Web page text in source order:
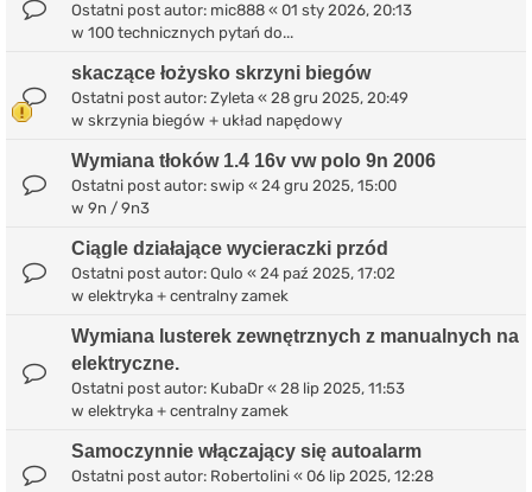
Ostatni post autor: mic888 « 01 sty 2026, 20:13
w 100 technicznych pytań do...
skaczące łożysko skrzyni biegów
Ostatni post autor: Zyleta « 28 gru 2025, 20:49
w skrzynia biegów + układ napędowy
Wymiana tłoków 1.4 16v vw polo 9n 2006
Ostatni post autor: swip « 24 gru 2025, 15:00
w 9n / 9n3
Ciągle działające wycieraczki przód
Ostatni post autor: Qulo « 24 paź 2025, 17:02
w elektryka + centralny zamek
Wymiana lusterek zewnętrznych z manualnych na
elektryczne.
Ostatni post autor: KubaDr « 28 lip 2025, 11:53
w elektryka + centralny zamek
Samoczynnie włączający się autoalarm
Ostatni post autor: Robertolini « 06 lip 2025, 12:28